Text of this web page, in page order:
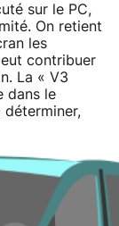
sur le PC,
On retient
les
contribuer
La « V3
dans le
déterminer,